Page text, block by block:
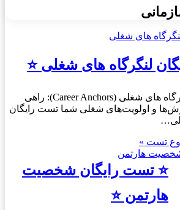
لنگرگاه های شغلی ⭐
تست رایگان لنگرگاه های شغلی (Career Anchors): راهی
و اولویت‌های شغلی شما تست رایگان
تست »
⭐ تست رایگان شخصیت
هارتمن ⭐